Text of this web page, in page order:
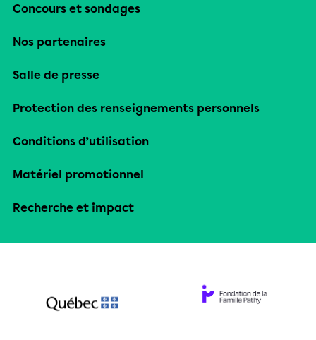
Concours et sondages
Nos partenaires
Salle de presse
Protection des renseignements personnels
Conditions d’utilisation
Matériel promotionnel
Recherche et impact